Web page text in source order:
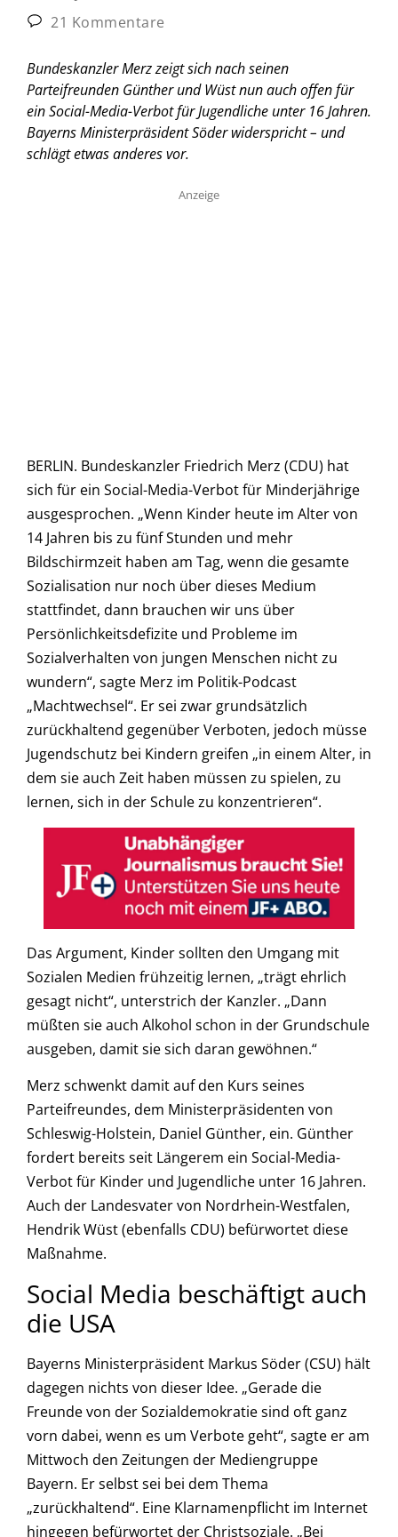
21 Kommentare
Bundeskanzler Merz zeigt sich nach seinen
Parteifreunden Günther und Wüst nun auch offen für
ein Social-Media-Verbot für Jugendliche unter 16 Jahren.
Bayerns Ministerpräsident Söder widerspricht – und
schlägt etwas anderes vor.
Anzeige
BERLIN. Bundeskanzler Friedrich Merz (CDU) hat
sich für ein Social-Media-Verbot für Minderjährige
ausgesprochen. „Wenn Kinder heute im Alter von
14 Jahren bis zu fünf Stunden und mehr
Bildschirmzeit haben am Tag, wenn die gesamte
Sozialisation nur noch über dieses Medium
stattfindet, dann brauchen wir uns über
Persönlichkeitsdefizite und Probleme im
Sozialverhalten von jungen Menschen nicht zu
wundern“, sagte Merz im Politik-Podcast
„Machtwechsel“. Er sei zwar grundsätzlich
zurückhaltend gegenüber Verboten, jedoch müsse
Jugendschutz bei Kindern greifen „in einem Alter, in
dem sie auch Zeit haben müssen zu spielen, zu
lernen, sich in der Schule zu konzentrieren“.
Das Argument, Kinder sollten den Umgang mit
Sozialen Medien frühzeitig lernen, „trägt ehrlich
gesagt nicht“, unterstrich der Kanzler. „Dann
müßten sie auch Alkohol schon in der Grundschule
ausgeben, damit sie sich daran gewöhnen.“
Merz schwenkt damit auf den Kurs seines
Parteifreundes, dem Ministerpräsidenten von
Schleswig-Holstein, Daniel Günther, ein. Günther
fordert bereits seit Längerem ein Social-Media-
Verbot für Kinder und Jugendliche unter 16 Jahren.
Auch der Landesvater von Nordrhein-Westfalen,
Hendrik Wüst (ebenfalls CDU) befürwortet diese
Maßnahme.
Social Media beschäftigt auch
die USA
Bayerns Ministerpräsident Markus Söder (CSU) hält
dagegen nichts von dieser Idee. „Gerade die
Freunde von der Sozialdemokratie sind oft ganz
vorn dabei, wenn es um Verbote geht“, sagte er am
Mittwoch den Zeitungen der Mediengruppe
Bayern. Er selbst sei bei dem Thema
„zurückhaltend“. Eine Klarnamenpflicht im Internet
hingegen befürwortet der Christsoziale. „Bei